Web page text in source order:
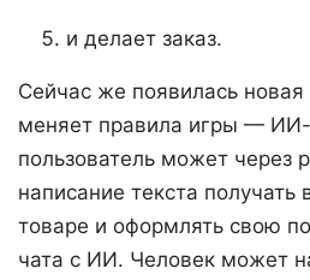
и делает заказ.
Сейчас же появилась новая
меняет правила игры — ИИ-
пользователь может через
написание текста
товаре и оформлять свою
чата с ИИ. Человек может